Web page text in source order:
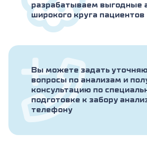
разрабатываем выгодные
широкого круга пациентов
Вы можете задать
вопросы по анализам и
консультацию по
подготовке к забору
телефону